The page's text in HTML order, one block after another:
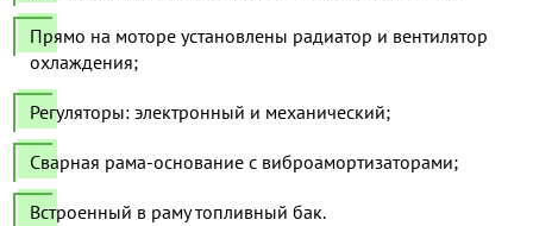
Прямо на моторе установлены радиатор и вентилятор
охлаждения;
Регуляторы: электронный и механический;
Сварная рама-основание с виброамортизаторами;
Встроенный в раму топливный бак.